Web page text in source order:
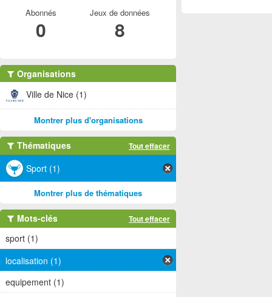
Abonnés
0
Jeux de données
8
Organisations
Ville de Nice (1)
Montrer plus d'organisations
Thématiques Tout effacer
Sport (1)
Montrer plus de thématiques
Mots-clés Tout effacer
sport (1)
localisation (1)
equipement (1)